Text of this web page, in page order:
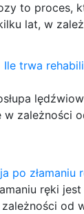
to proces,
lat, w
Ile trwa
zależności
po złamaniu
ręki
od